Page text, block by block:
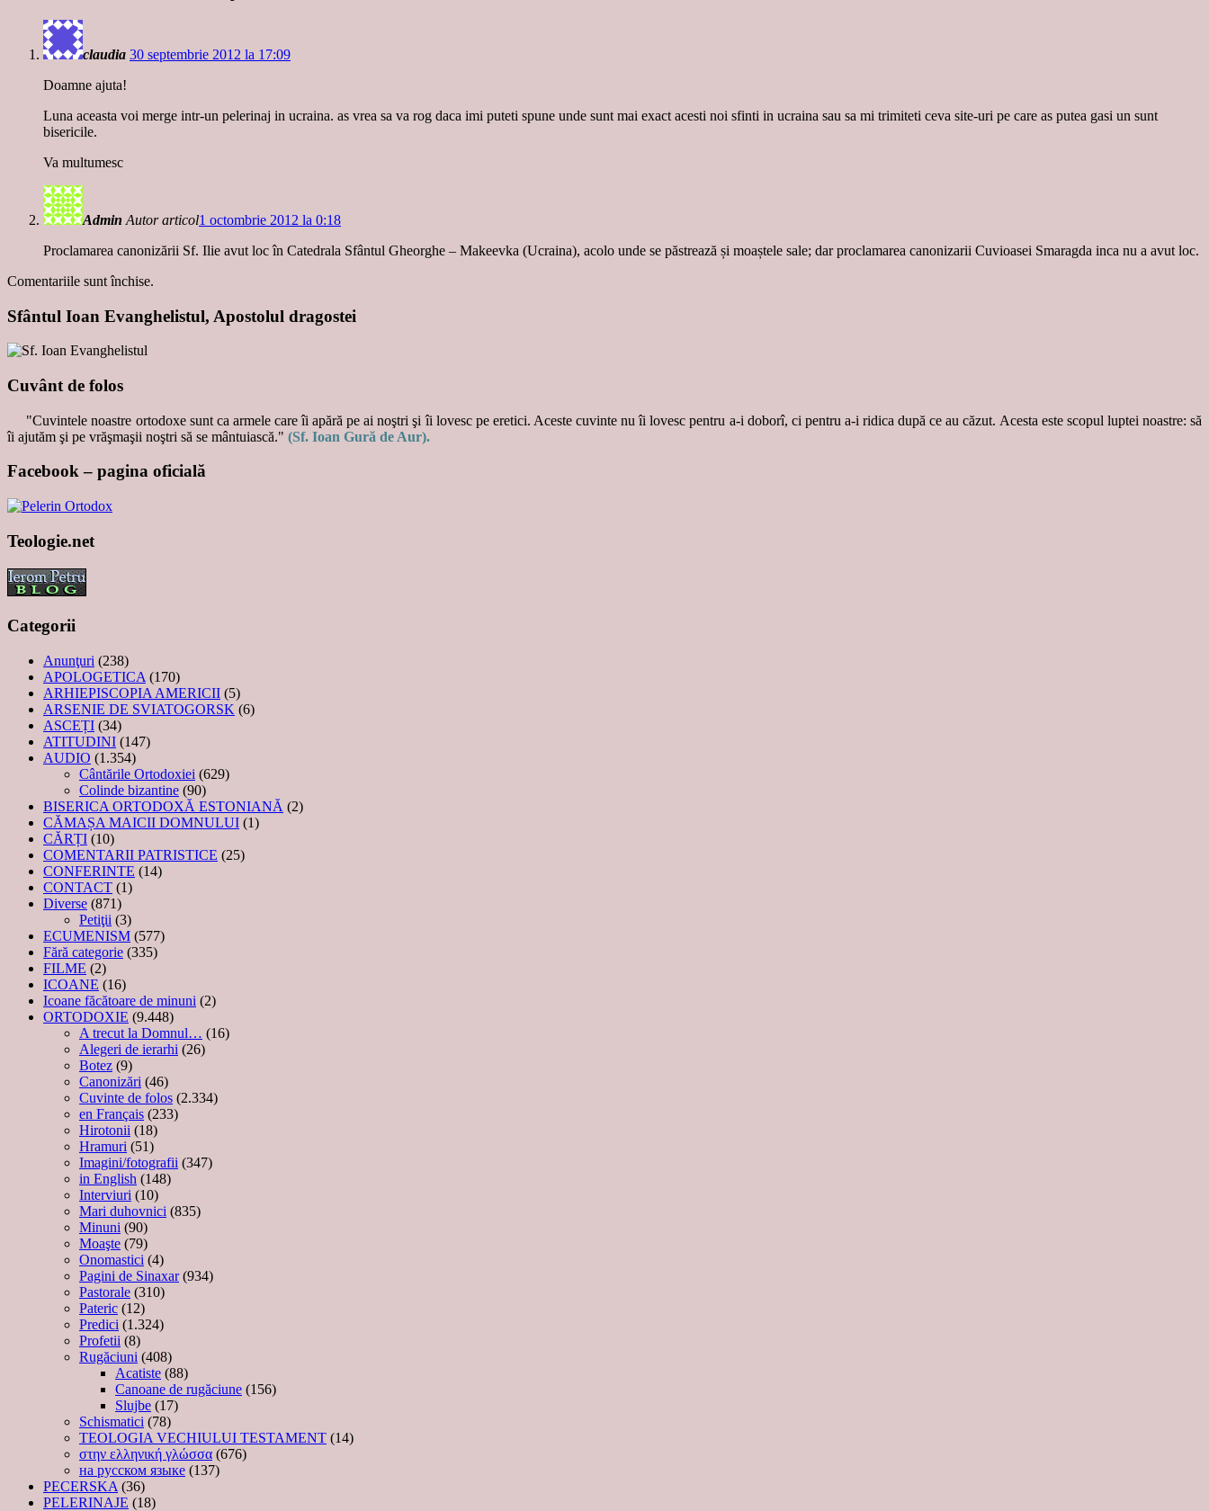
claudia 30 septembrie 2012 la 17:09
Doamne ajuta!
Luna aceasta voi merge intr-un pelerinaj in ucraina. as vrea sa va rog daca imi puteti spune unde sunt mai exact acesti noi sfinti in ucraina sau sa mi trimiteti ceva site-uri pe care as putea gasi un sunt
bisericile.
Va multumesc
Admin Autor articol1 octombrie 2012 la 0:18
Proclamarea canonizării Sf. Ilie avut loc în Catedrala Sfântul Gheorghe – Makeevka (Ucraina), acolo unde se păstrează și moaștele sale; dar proclamarea canonizarii Cuvioasei Smaragda inca nu a avut loc.
Comentariile sunt închise.
Sfântul Ioan Evanghelistul, Apostolul dragostei
Cuvânt de folos
"Cuvintele noastre ortodoxe sunt ca armele care îi apără pe ai noştri şi îi lovesc pe eretici. Aceste cuvinte nu îi lovesc pentru a-i doborî, ci pentru a-i ridica după ce au căzut. Acesta este scopul luptei noastre: să
îi ajutăm şi pe vrăşmaşii noştri să se mântuiască." (Sf. Ioan Gură de Aur).
Facebook – pagina oficială
Teologie.net
Categorii
Anunţuri (238)
APOLOGETICA (170)
ARHIEPISCOPIA AMERICII (5)
ARSENIE DE SVIATOGORSK (6)
ASCEȚI (34)
ATITUDINI (147)
AUDIO (1.354)
Cântările Ortodoxiei (629)
Colinde bizantine (90)
BISERICA ORTODOXĂ ESTONIANĂ (2)
CĂMAȘA MAICII DOMNULUI (1)
CĂRȚI (10)
COMENTARII PATRISTICE (25)
CONFERINTE (14)
CONTACT (1)
Diverse (871)
Petiţii (3)
ECUMENISM (577)
Fără categorie (335)
FILME (2)
ICOANE (16)
Icoane făcătoare de minuni (2)
ORTODOXIE (9.448)
A trecut la Domnul… (16)
Alegeri de ierarhi (26)
Botez (9)
Canonizări (46)
Cuvinte de folos (2.334)
en Français (233)
Hirotonii (18)
Hramuri (51)
Imagini/fotografii (347)
in English (148)
Interviuri (10)
Mari duhovnici (835)
Minuni (90)
Moaşte (79)
Onomastici (4)
Pagini de Sinaxar(934)
Pastorale (310)
Pateric (12)
Predici (1.324)
Profetii (8)
Rugăciuni (408)
Acatiste (88)
Canoane de rugăciune (156)
Slujbe (17)
Schismatici (78)
TEOLOGIA VECHIULUI TESTAMENT (14)
στην ελληνική γλώσσα (676)
на русском языке (137)
PECERSKA (36)
PELERINAJE (18)